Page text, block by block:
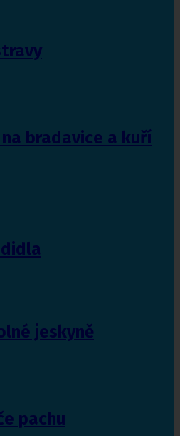
bradavice a kuří
jeskyně
pachu